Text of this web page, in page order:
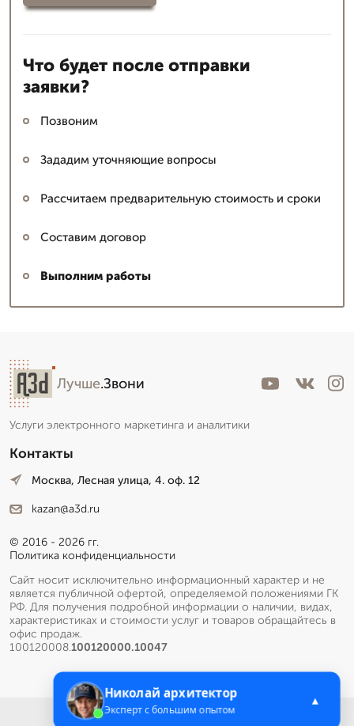
Что будет после отправки
заявки?
Позвоним
Зададим уточняющие вопросы
Рассчитаем предварительную стоимость и сроки
Составим договор
Выполним работы
Лучше.Звони
Услуги электронного маркетинга и аналитики
Контакты
Москва, Лесная улица, 4. оф. 12
kazan@a3d.ru
© 2016 - 2026 гг.
Политика конфиденциальности
Сайт носит исключительно информационный характер и не
является публичной офертой, определяемой положениями ГК
РФ. Для получения подробной информации о наличии, видах,
характеристиках и стоимости услуг и товаров обращайтесь в
офис продаж.
100120008.100120000.10047
Меню
Николай архитектор
Эксперт с большим опытом
▲